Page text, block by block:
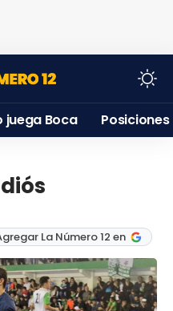
juega Boca Posiciones
La Número 12 en